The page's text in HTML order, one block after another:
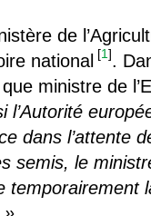
de
national [1].
ministre de
l’Autorité
dans l’attente
semis, le
temporairement